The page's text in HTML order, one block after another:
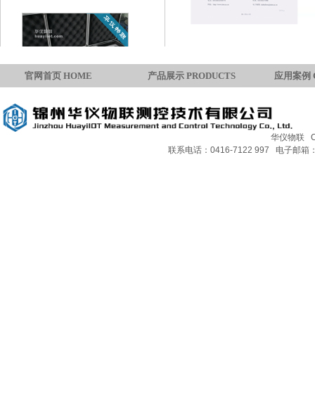
官网首页 HOME 产品展示 PRODUCTS 应用案例
华仪物联
联系电话：0416-7122 997 电子邮箱